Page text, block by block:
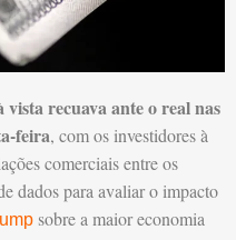
vista recuava ante o real nas
feira, com os investidores à
comerciais entre os
dados para avaliar o impacto
sobre a maior economia